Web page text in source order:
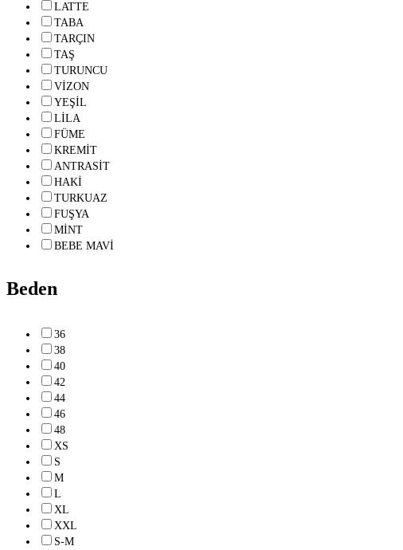
LATTE
TABA
TARÇIN
TAŞ
TURUNCU
VİZON
YEŞİL
LİLA
FÜME
KREMİT
ANTRASİT
HAKİ
TURKUAZ
FUŞYA
MİNT
BEBE MAVİ
Beden
36
38
40
42
44
46
48
XS
S
M
L
XL
XXL
S-M